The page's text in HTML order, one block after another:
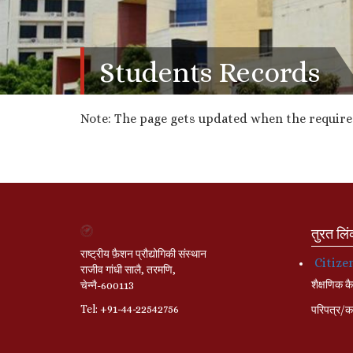
Students Records
Note: The page gets updated when the
राष्ट्रीय फ़ैशन प्रौद्योगिकी संस्थान
राजीव गांधी सालै, तरमणि,
चेन्नै-600113
Tel: +91-44-22542756
तुरत
शैक्षणिक
परिपत्र/